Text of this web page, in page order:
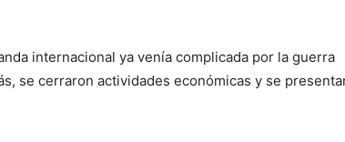
internacional ya venía complicada por la guerra
se cerraron actividades económicas y se